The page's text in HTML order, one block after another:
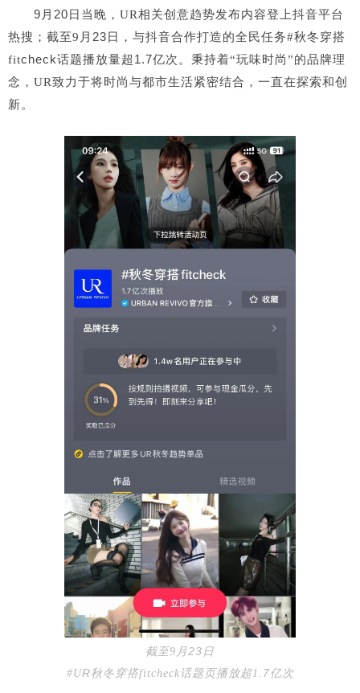
9月20 日当晚，UR相关创意趋势发布内容登上抖音平台
热搜；截至9月 23 日，与抖音合作打造的全民任务#秋冬穿搭
fitcheck话题播放量超1.7亿次。 秉持着“玩味时尚”的品牌理
念，UR致力于将时尚与都市生活紧密结合，一直在探索和创
新。
截至9月23 日
#UR秋冬穿搭fitcheck话题页播放超1 .7亿次